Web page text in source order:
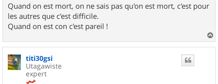
Quand on est mort, on ne sais pas qu'on est mort, c'est pour
les autres que c'est difficile.
Quand on est con c'est pareil !
a
u
titi30gsi
Utagawiste
expert